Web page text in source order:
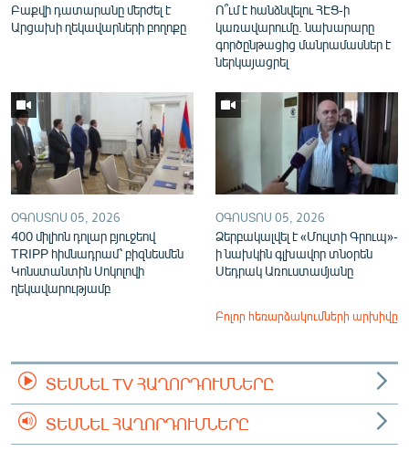
Բաքվի դատարանը մերժել է
Արցախի ղեկավարների բողոքը
Ո՞ւմ է հանձնվելու ՀԷՑ-ի
կառավարումը. նախարարը
գործընթացից մանրամասներ է
ներկայացրել
ՕԳՈՍՏՈՍ 05, 2026
400 միլիոն դոլար բյուջեով
TRIPP հիմնադրամ՝ բիզնեսմեն
Կոնստանտին Սոկոլովի
ղեկավարությամբ
ՕԳՈՍՏՈՍ 05, 2026
Ձերբակալվել է «Մուլտի Գրուպ»-
ի նախկին գլխավոր տնօրեն
Սեդրակ Առուստամյանը
Բոլոր հեռարձակումների արխիվը
ՏԵՍՆԵԼ TV ՀԱՂՈՐԴՈՒՄՆԵՐԸ
ՏԵՍՆԵԼ ՀԱՂՈՐԴՈՒՄՆԵՐԸ